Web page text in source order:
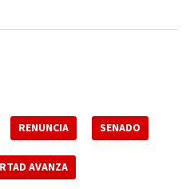
RENUNCIA SENADO
AVANZA